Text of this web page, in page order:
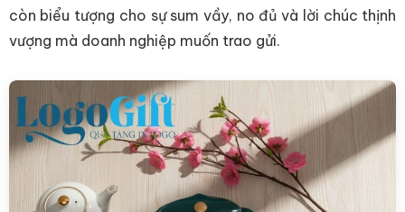
còn biểu tượng cho sự sum vầy, no đủ và lời chúc thịnh
vượng mà doanh nghiệp muốn trao gửi.